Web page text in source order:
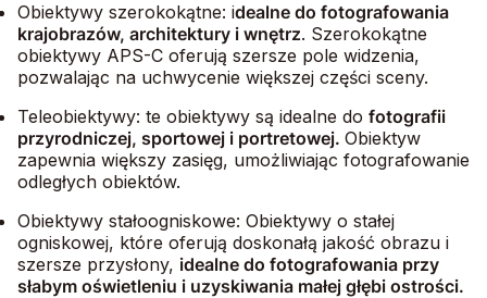
Obiektywy szerokokątne: idealne do fotografowania
krajobrazów, architektury i wnętrz. Szerokokątne
obiektywy APS-C oferują szersze pole widzenia,
pozwalając na uchwycenie większej części sceny.
Teleobiektywy: te obiektywy są idealne do fotografii
przyrodniczej, sportowej i portretowej. Obiektyw
zapewnia większy zasięg, umożliwiając fotografowanie
odległych obiektów.
Obiektywy stałoogniskowe: Obiektywy o stałej
ogniskowej, które oferują doskonałą jakość obrazu i
szersze przysłony, idealne do fotografowania przy
słabym oświetleniu i uzyskiwania małej głębi ostrości.